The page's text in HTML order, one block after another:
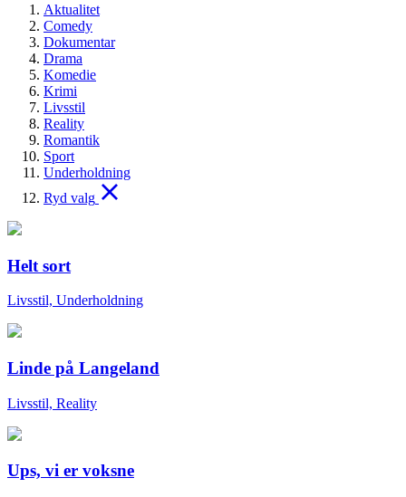
Aktualitet
Comedy
Dokumentar
Drama
Komedie
Krimi
Livsstil
Reality
Romantik
Sport
Underholdning
Ryd valg
Helt sort
Livsstil, Underholdning
Linde på Langeland
Livsstil, Reality
Ups, vi er voksne